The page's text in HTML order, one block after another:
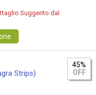
Suggerito dal
Strips)
45%
OFF